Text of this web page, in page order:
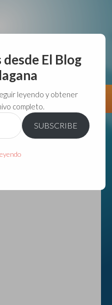
malas lo hago....
VivirGuadalajara
El Blog
leyendo y obtener
completo.
SUBSCRIBE